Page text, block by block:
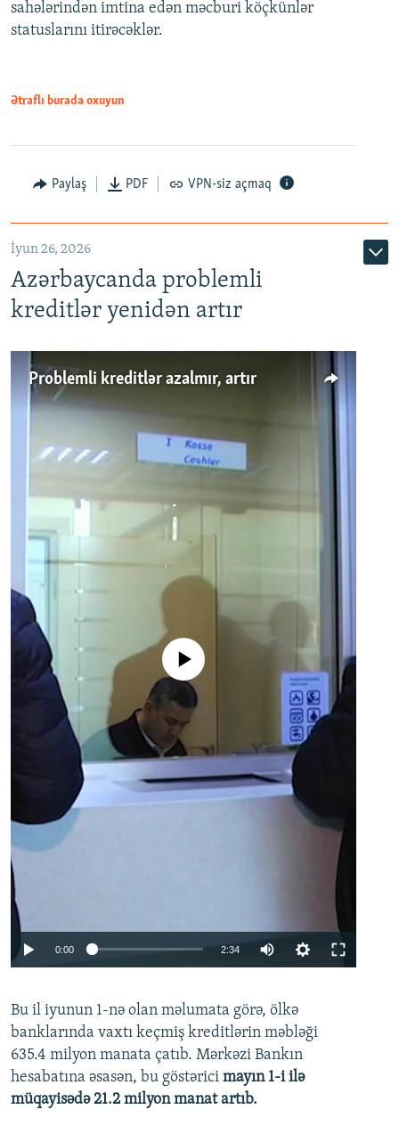
Auto 240p 360p 480p
720p 1080p
sahələrindən imtina edən məcburi köçkünlər
statuslarını itirəcəklər.
Ətraflı burada oxuyun
Paylaş PDF VPN-siz açmaq
İyun 26, 2026
Azərbaycanda problemli
kreditlər yenidən artır
Problemli kreditlər azalmır, artır
No media source currently available
0:00 2:34
360p
480p
720p
Bu il iyunun 1-nə olan məlumata görə, ölkə
banklarında vaxtı keçmiş kreditlərin məbləği
635.4 milyon manata çatıb. Mərkəzi Bankın
hesabatına əsasən, bu göstərici mayın 1-i ilə
müqayisədə 21.2 milyon manat artıb.